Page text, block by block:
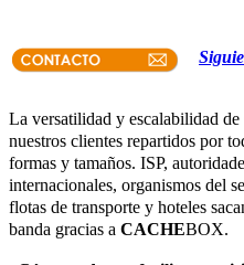
La versatilidad y escalabilidad de
nuestros clientes repartidos por
formas y tamaños. ISP,
internacionales, organismos del
flotas de transporte y hoteles
banda gracias a CACHEBOX.